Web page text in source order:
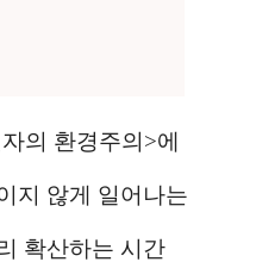
의 환경주의>에
지 않게 일어나는
확산하는 시간